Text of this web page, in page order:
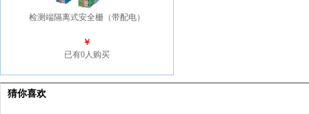
检测端隔离式安全栅（带配电）
￥
已有0人购买
猜你喜欢